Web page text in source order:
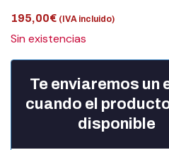
195,00€ (IVA incluido)
Sin existencias
Te enviaremos un
cuando el
disponible